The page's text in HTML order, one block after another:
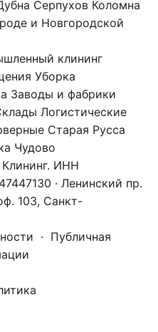
Серпухов Коломна
и Новгородской
клининг
Уборка
Заводы и фабрики
Логистические
Старая Русса
Чудово
ИНН
· Ленинский пр.
103, Санкт-
· Публичная